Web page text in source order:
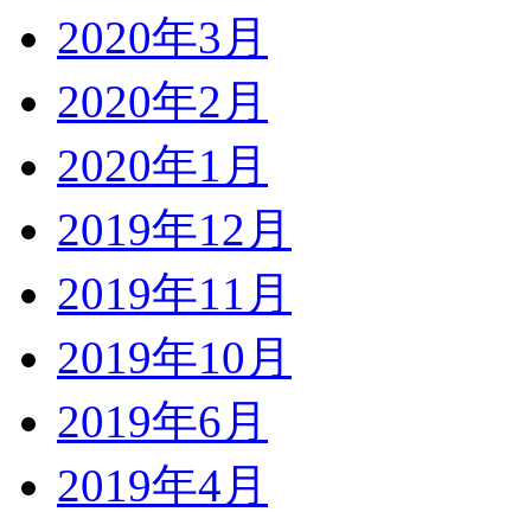
2020年3月
2020年2月
2020年1月
2019年12月
2019年11月
2019年10月
2019年6月
2019年4月